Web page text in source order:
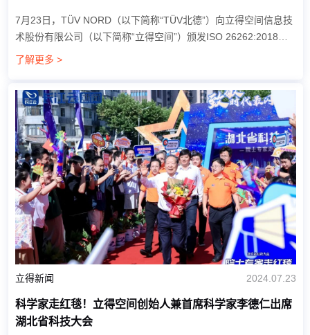
7月23日，TÜV NORD（以下简称“TÜV北德”）向立得空间信息技
术股份有限公司（以下简称“立得空间”）颁发ISO 26262:2018汽
车功能安全流程最高等级ASIL-D证书。 颁证仪式在立得空间总部
了解更多 >
立得新闻 2024.07.23
科学家走红毯！立得空间创始人兼首席科学家李德仁出席
湖北省科技大会